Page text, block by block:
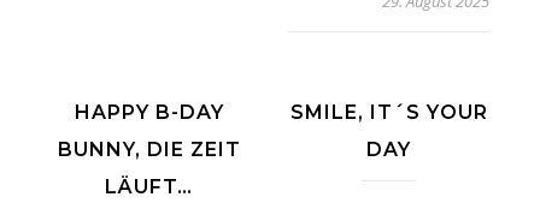
HAPPY B-DAY
BUNNY, DIE ZEIT
LÄUFT…
SMILE, IT´S YOUR
DAY